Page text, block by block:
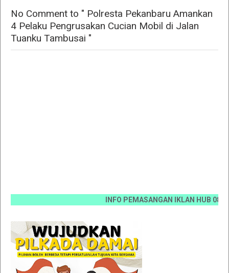
No Comment to " Polresta Pekanbaru Amankan
4 Pelaku Pengrusakan Cucian Mobil di Jalan
Tuanku Tambusai "
INFO PEMASANGAN IKLAN HUB 0812